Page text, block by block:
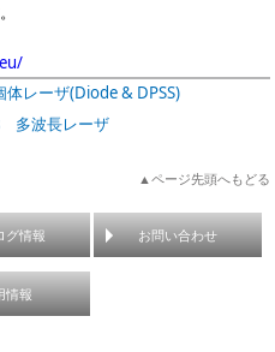
レーザ(Diode & DPSS)
多波長レーザ
▲ページ先頭へもどる
グ情報 お問い合わせ
情報